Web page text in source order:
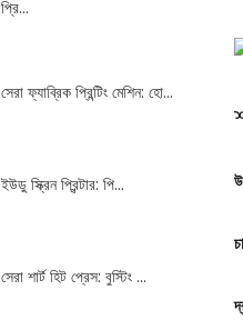
প্রি...
সেরা ফ্যাব্রিক প্রিন্টিং মেশিন: হো...
ইউডু স্ক্রিন প্রিন্টার: পি...
সেরা শার্ট হিট প্রেস: বুস্টিং ...